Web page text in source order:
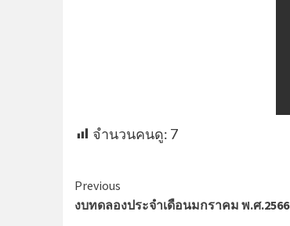
จำนวนคนดู: 7
Previous
งบทดลองประจำเดือนมกราคม พ.ศ.2566